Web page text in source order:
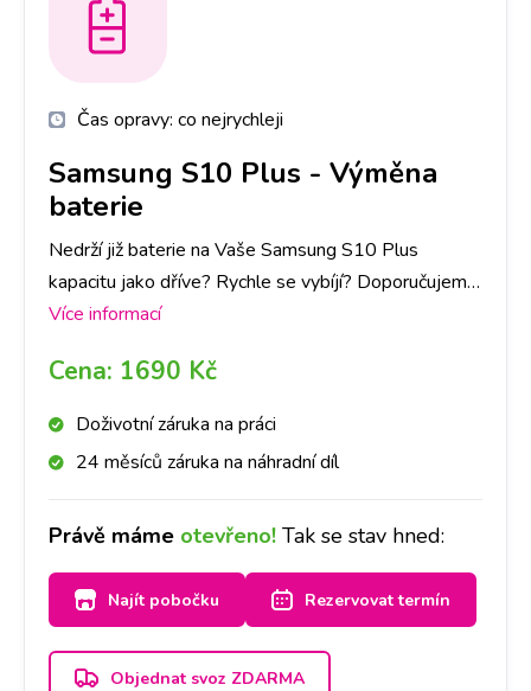
Čas opravy: co nejrychleji
Samsung S10 Plus - Výměna
baterie
Nedrží již baterie na Vaše Samsung S10 Plus
kapacitu jako dříve? Rychle se vybíjí? Doporučujeme
si udělat rezervaci nebo zavolat na vybranou
přístroj a do půl hodiny Vám baterii vyměníme.
Více informací
Cena: 1690 Kč
Doživotní záruka na práci
24 měsíců záruka na náhradní díl
Právě máme otevřeno! Tak se stav hned:
Najít pobočku Rezervovat termín
Objednat svoz ZDARMA